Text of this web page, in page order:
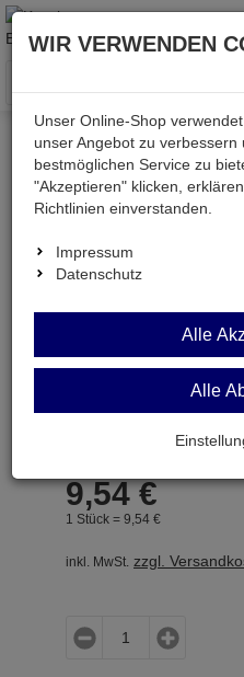
Menü
Weiter einkaufen Kessler
WIHA531-2
WIHA531-2
Kreuzschlitz-PH-
9,54 €
1 Stück = 9, 54 €
inkl. MwSt. zzgl.
WIR VERWENDEN
Unser Online-Shop
unser Angebot zu
bestmöglichen Service zu
"Akzeptieren" klicken,
Richtlinien einverstanden.
Impressum
Datenschutz
Alle
Alle